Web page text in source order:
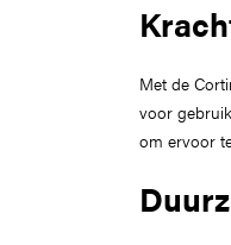
Met de
voor
om ervoor